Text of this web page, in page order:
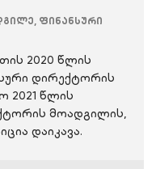
ფინანსური
2020 წლის
დირექტორის
2021 წლის
მოადგილის,
დაიკავა.